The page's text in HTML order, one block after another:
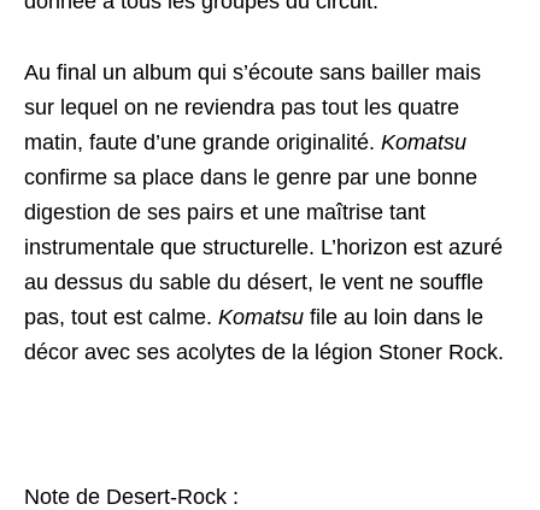
Au final un album qui s’écoute sans bailler mais
sur lequel on ne reviendra pas tout les quatre
matin, faute d’une grande originalité. Komatsu
confirme sa place dans le genre par une bonne
digestion de ses pairs et une maîtrise tant
instrumentale que structurelle. L’horizon est azuré
au dessus du sable du désert, le vent ne souffle
pas, tout est calme. Komatsu file au loin dans le
décor avec ses acolytes de la légion Stoner Rock.
Note de Desert-Rock :